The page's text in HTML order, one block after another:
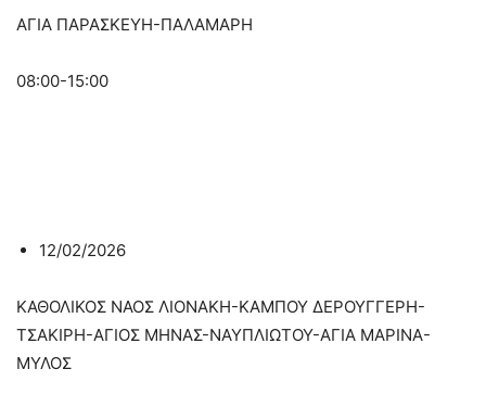
ΑΓΙΑ ΠΑΡΑΣΚΕΥΗ-ΠΑΛΑΜΑΡΗ
08:00-15:00
12/02/2026
ΚΑΘΟΛΙΚΟΣ ΝΑΟΣ ΛΙΟΝΑΚΗ-ΚΑΜΠΟΥ ΔΕΡΟΥΓΓΕΡΗ-
ΤΣΑΚΙΡΗ-ΑΓΙΟΣ ΜΗΝΑΣ-ΝΑΥΠΛΙΩΤΟΥ-ΑΓΙΑ ΜΑΡΙΝΑ-
ΜΥΛΟΣ